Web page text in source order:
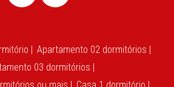
| Apartamento 02 dormitórios |
03 dormitórios |